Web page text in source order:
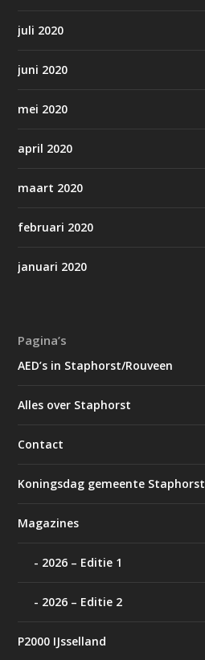
juli 2020
juni 2020
mei 2020
april 2020
maart 2020
februari 2020
januari 2020
Pagina’s
AED’s in Staphorst/Rouveen
Alles over Staphorst
Contact
Koningsdag gemeente Staphorst
Magazines
2026 – Editie 1
2026 – Editie 2
P2000 IJsselland